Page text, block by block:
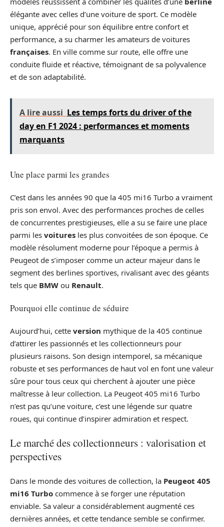
élégante avec celles d’une voiture de sport. Ce modèle
unique, apprécié pour son équilibre entre confort et
performance, a su charmer les amateurs de voitures
françaises. En ville comme sur route, elle offre une
conduite fluide et réactive, témoignant de sa polyvalence
et de son adaptabilité.
A lire aussi Les temps forts du driver of the
day en F1 2024 : performances et moments
marquants
Une place parmi les grandes
C’est dans les années 90 que la 405 mi16 Turbo a vraiment
pris son envol. Avec des performances proches de celles
de concurrentes prestigieuses, elle a su se faire une place
parmi les voitures les plus convoitées de son époque. Ce
modèle résolument moderne pour l’époque a permis à
Peugeot de s’imposer comme un acteur majeur dans le
segment des berlines sportives, rivalisant avec des géants
tels que BMW ou Renault.
Pourquoi elle continue de séduire
Aujourd’hui, cette version mythique de la 405 continue
d’attirer les passionnés et les collectionneurs pour
plusieurs raisons. Son design intemporel, sa mécanique
robuste et ses performances de haut vol en font une valeur
sûre pour tous ceux qui cherchent à ajouter une pièce
maîtresse à leur collection. La Peugeot 405 mi16 Turbo
n’est pas qu’une voiture, c’est une légende sur quatre
roues, qui continue d’inspirer admiration et respect.
Le marché des collectionneurs : valorisation et
perspectives
Dans le monde des voitures de collection, la Peugeot 405
mi16 Turbo commence à se forger une réputation
enviable. Sa valeur a considérablement augmenté ces
dernières années, et cette tendance semble se confirmer.